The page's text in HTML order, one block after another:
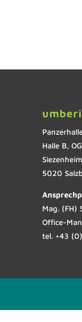
Halle B,
5020
Mag. (FH)
Office-
tel. +43